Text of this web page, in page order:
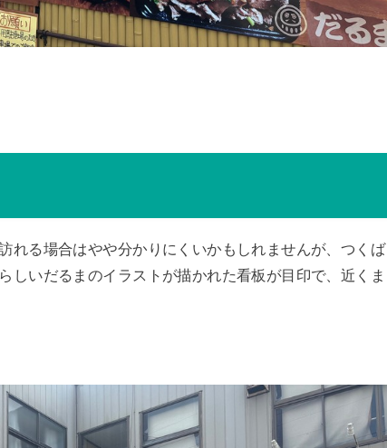
れる場合はやや分かりにくいかもしれませんが、つくば
しいだるまのイラストが描かれた看板が目印で、近くま